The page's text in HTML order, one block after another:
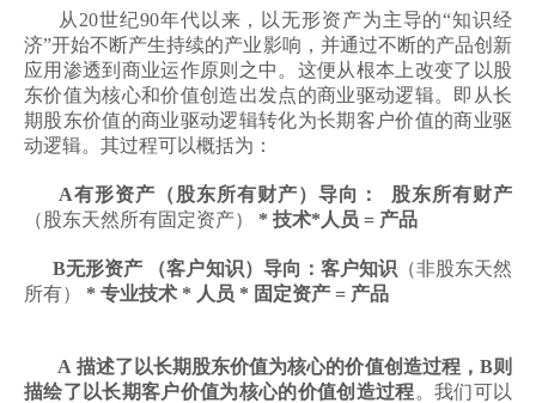
从20世纪90年代以来，以无形资产为主导的“知识经
济”开始不断产生持续的产业影响，并通过不断的产品创新
应用渗透到商业运作原则之中。这便从根本上改变了以股
东价值为核心和价值创造出发点的商业驱动逻辑。即从长
期股东价值的商业驱动逻辑转化为长期客户价值的商业驱
动逻辑。其过程可以概括为：
A有形资产（股东所有财产）导向： 股东所有财产
（股东天然所有固定资产）
* 技术*人员 = 产品
B无形资产 （客户知识）导向：客户知识 （非股东天然
所有）
* 专业技术 * 人员 * 固定资产 = 产品
A 描述了以长期股东价值为核心的价值创造过程，B则
描绘了以长期客户价值为核心的价值创造过程。我们可以